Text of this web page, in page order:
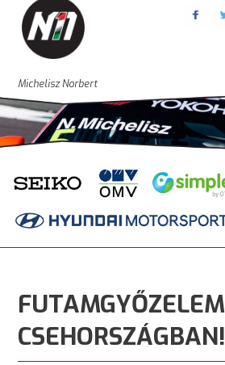
Michelisz Norbert
FUTAMGYŐZELEM
CSEHORSZÁGBAN!